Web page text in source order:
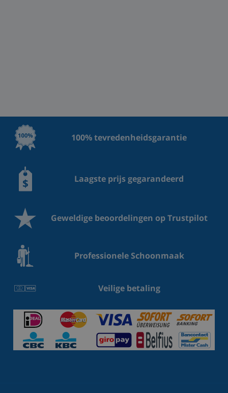
100% tevredenheidsgarantie
Laagste prijs gegarandeerd
Geweldige beoordelingen op Trustpilot
Professionele Schoonmaak
Veilige betaling